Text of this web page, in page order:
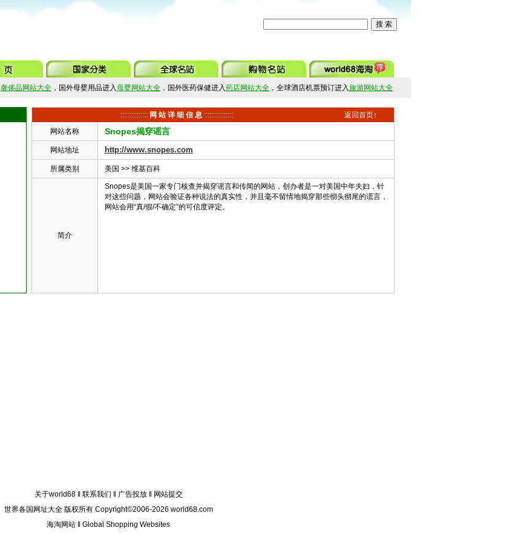
奢侈品网站大全 ，国外母婴用品进入母婴网站大全 ，国外医药保健进入药店网站大全 ，全球酒店机票预订进入旅游网站大全
::::::::::::::: 网 站 详 细 信 息 ::::::::::::::::
返回首页↑
网站名称
Snopes揭穿谣言
网站地址 http://www.snopes.com
所属类别 美国 >> 维基百科
简介
Snopes是美国一家专门核查并揭穿谣言和传闻的网站，创办者是一对美国中年夫妇，针
对这些问题，网站会验证各种说法的真实性，并且毫不留情地揭穿那些彻头彻尾的谎言，
网站会用“真/假/不确定”的可信度评定。
关于world68‖ 联系我们 广告投放‖
网站提交
世界各国网址大全 版权所有 Copyright©2006-2026 world68.com
海淘网站
Global Shopping Websites